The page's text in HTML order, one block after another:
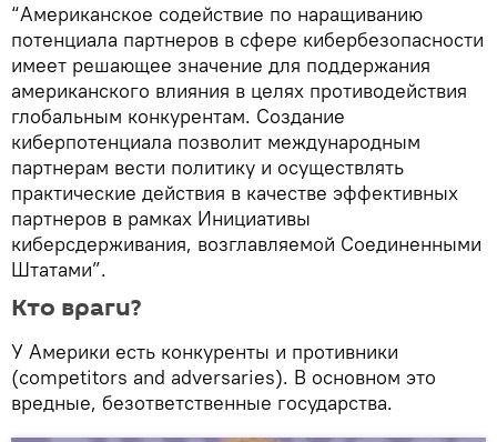
“Американское содействие по наращиванию
потенциала партнеров в сфере кибербезопасности
имеет решающее значение для поддержания
американского влияния в целях противодействия
глобальным конкурентам. Создание
киберпотенциала позволит международным
партнерам вести политику и осуществлять
практические действия в качестве эффективных
партнеров в рамках Инициативы
киберсдерживания, возглавляемой Соединенными
Штатами”.
Кто враги?
У Америки есть конкуренты и противники
(competitors and adversaries). В основном это
вредные, безответственные государства.